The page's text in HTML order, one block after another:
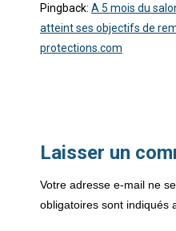
Pingback: A 5 mois du
atteint ses objectifs de
protections.com
Laisser un
Votre adresse e-mail ne
obligatoires sont indiqués